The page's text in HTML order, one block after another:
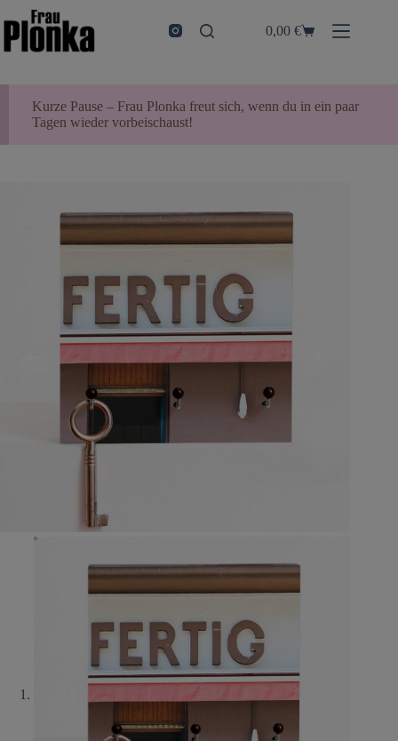
Inhalt
springen
Warenkorb
0,00€
Kurze Pause – Frau Plonka freut sich, wenn du in ein paar
Tagen wieder vorbeischaust!